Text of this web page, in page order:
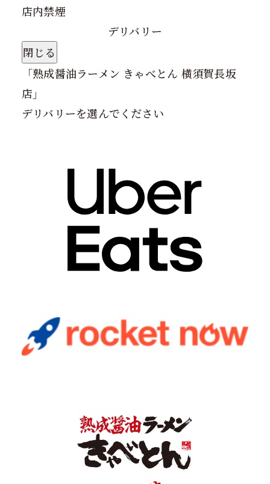
店内禁煙
デリバリー
閉じる
「熟成醤油ラーメン きゃべとん 横須賀長坂
店 」
デリバリーを選んでください